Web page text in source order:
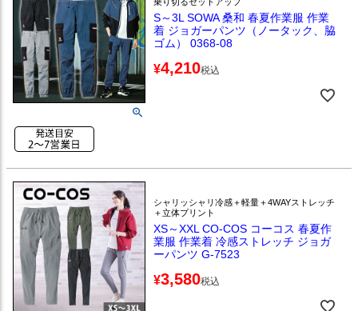
S～3L SOWA 桑和 春夏作業服 作業
着 ジョガーパンツ（ノータック、脇
ゴム） 0368-08
¥4,210税込
シャリッシャリ冷感＋軽量＋4WAYストレッチ
＋立体プリント
XS～XXL CO-COS コーコス 春夏作
業服 作業着 冷感ストレッチ ジョガ
ーパンツ G-7523
¥3,580税込